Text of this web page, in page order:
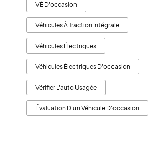
VÉ D'occasion
Véhicules À Traction Intégrale
Véhicules Électriques
Véhicules Électriques D'occasion
Vérifier L'auto Usagée
Évaluation D'un Véhicule D'occasion